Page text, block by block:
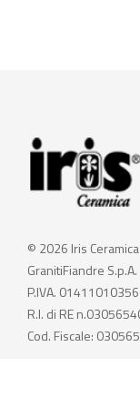
© 2026 Iris
GranitiFiandre S.p.A.
P.IVA.
R.I. di RE
Cod. Fiscale: